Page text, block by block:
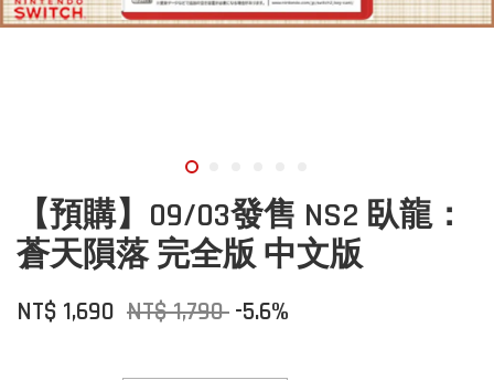
【預購】09/03發售 NS2 臥龍：
蒼天隕落 完全版 中文版
NT$ 1,690 NT$ 1,790 -5.6%